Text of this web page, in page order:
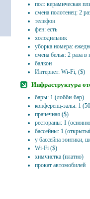
пол: керамическая
смена полотенец: 2
телефон
фен: есть
холодильник
уборка номера:
смена белья: 2 раза в
балкон
Интернет: Wi-Fi, ($)
Инфраструктура
бары: 1 (лобби-бар)
конференц-залы: 1
прачечная ($)
рестораны: 1
бассейны: 1
у бассейна зонтики,
Wi-Fi ($)
химчистка (платно)
прокат автомобилей